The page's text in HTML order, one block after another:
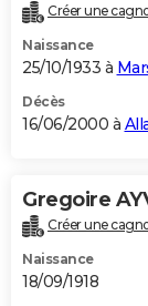
Créer une
Naissance
25/10/1933 à
Décès
16/06/2000 à
Gregoire
Créer une
Naissance
18/09/1918